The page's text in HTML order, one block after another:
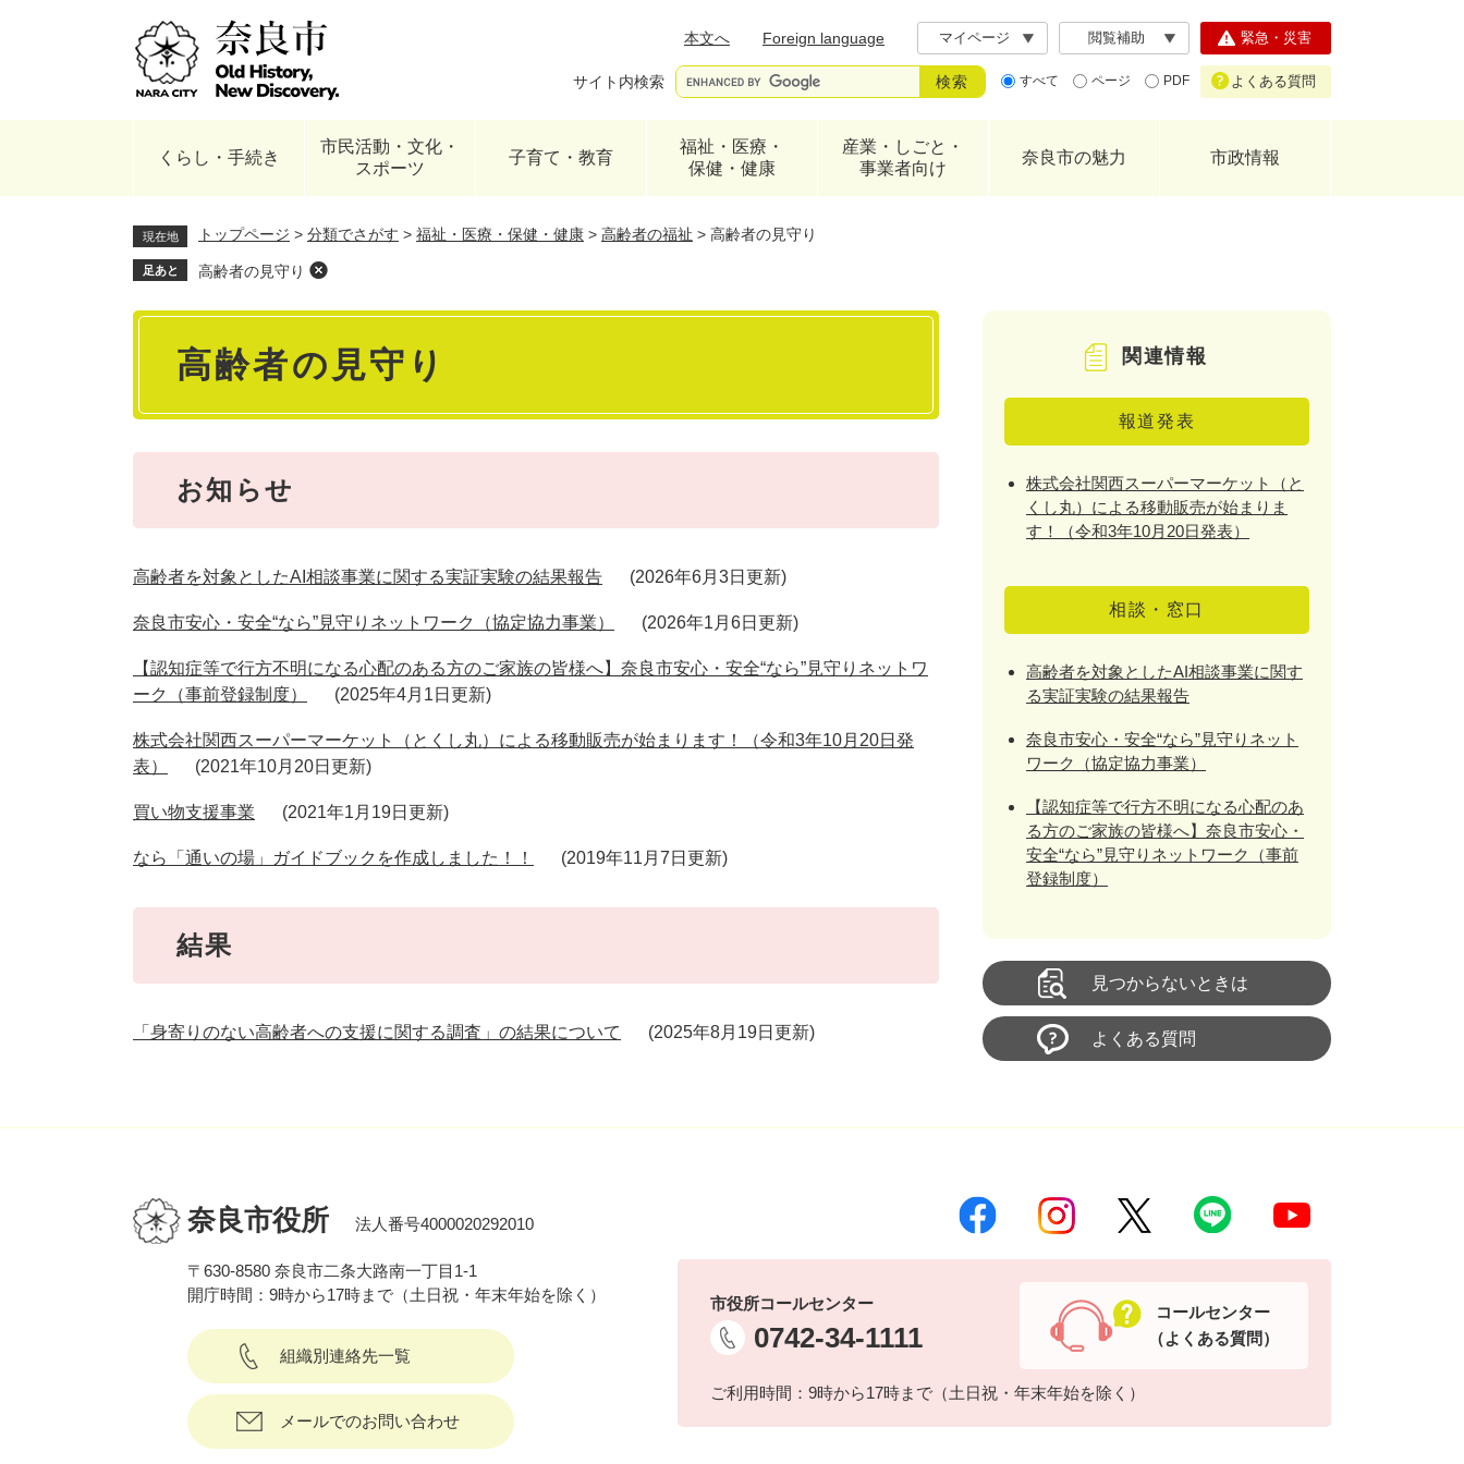
本文へ
Foreign language マイページ 閲覧補助
サイト内検索 すべて ページ PDF
緊急・災害
よくある質問
くらし・手続き
市民活動・文化・
スポーツ
子育て・教育
福祉・医療・
保健・健康
産業・しごと・
事業者向け
奈良市の魅力 市政情報
現在地 トップページ > 分類でさがす > 福祉・医療・保健・健康 > 高齢者の福祉 > 高齢者の見守り
足あと 高齢者の見守り
本
高齢者の見守り
お知らせ
高齢者を対象としたAI相談事業に関する実証実験の結果報告 2026年6月3日更新
奈良市安心・安全“なら”見守りネットワーク（協定協力事業） 2026年1月6日更新
【認知症等で行方不明になる心配のある方のご家族の皆様へ】奈良市安心・安全“なら”見守りネットワ
ーク（事前登録制度）
2025年4月1日更新
株式会社関西スーパーマーケット（とくし丸）による移動販売が始まります！（令和3年10月20日発
表）
2021年10月20日更新
買い物支援事業 2021年1月19日更新
なら「通いの場」ガイドブックを作成しました！！ 2019年11月7日更新
結果
「身寄りのない高齢者への支援に関する調査」の結果について 2025年8月19日更新
関連情報
報道発表
株式会社関西スーパーマーケット（と
くし丸）による移動販売が始まりま
す！（令和3年10月20日発表）
相談・窓口
高齢者を対象としたAI相談事業に関す
る実証実験の結果報告
奈良市安心・安全“なら”見守りネット
ワーク（協定協力事業）
【認知症等で行方不明になる心配のあ
る方のご家族の皆様へ】奈良市安心・
安全“なら”見守りネットワーク（事前
登録制度）
見つからないときは
よくある質問
奈良市役所 法人番号4000020292010
〒630-8580 奈良市二条大路南一丁目1-1
開庁時間：9時から17時まで（土日祝・年末年始を除く）
組織別連絡先一覧
メールでのお問い合わせ
市役所コールセンター
0742-34-1111
ご利用時間：9時から17時まで（土日祝・年末年始を除く）
コールセンター
（よくある質問）